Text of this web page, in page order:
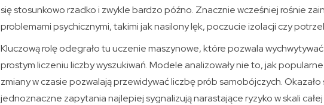
się stosunkowo rzadko i zwykle bardzo późno. Znacznie wcześniej rośnie
problemami psychicznymi, takimi jak nasilony lęk, poczucie izolacji czy
Kluczową rolę odegrało tu uczenie maszynowe, które pozwala
prostym liczeniu liczby wyszukiwań. Modele analizowały nie to, jak
zmiany w czasie pozwalają przewidywać liczbę prób samobójczych.
jednoznaczne zapytania najlepiej sygnalizują narastające ryzyko w skali